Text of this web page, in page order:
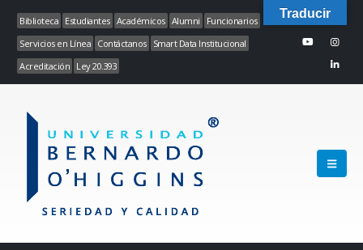
Biblioteca Estudiantes Académicos Alumni
Funcionarios
Servicios en Línea Contáctanos
Smart Data Institucional
Acreditación Ley 20.393
Traducir